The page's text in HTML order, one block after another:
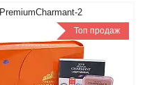
PremiumCharmant-2
Топ продаж